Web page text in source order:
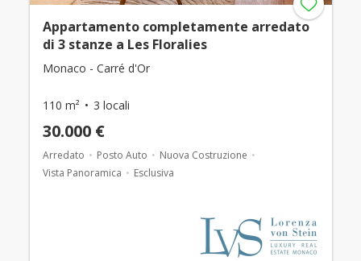
Appartamento completamente arredato
di 3 stanze a Les Floralies
Monaco - Carré d'Or
110 m² 3 locali
30.000 €
Arredato Posto Auto
Nuova Costruzione
Vista Panoramica
Esclusiva